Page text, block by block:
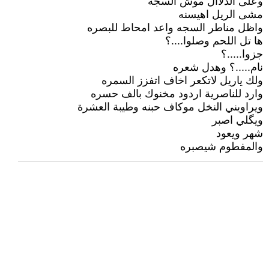
مشى الريل اهيسنه
واظل مناطر السجه واعد امحاط للبصره
ها تل اللحم وصلوا....؟
جزوا.....؟
نام.....؟ وهدل شعره
ولك ياريل لاتكعر اخاف اتفزز السمره
وارد للناصرية اردود مخنوك بالف حسره
ويراويني النخل موكاف حبنه وطيبة العشرة
ويگلي اصبر
شهر ويعود
والمفطوم شيصبره